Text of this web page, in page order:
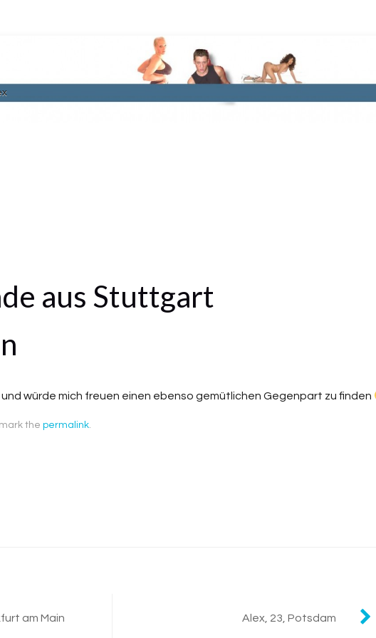
aus Stuttgart
würde mich freuen einen ebenso gemütlichen Gegenpart zu finden
the permalink.
am Main Alex, 23, Potsdam